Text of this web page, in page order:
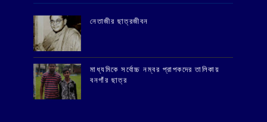
‌নেতাজীর ছাত্রজীবন
মাধ্যমিকে সর্বোচ্চ নম্বর প্রাপকদের তালিকায়
বনগাঁর ছাত্র